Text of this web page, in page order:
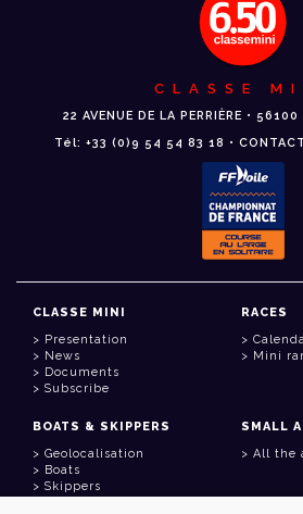
CLASSE
22 AVENUE DE LA PERRIÈRE •
Tél: +33 (0)9 54 54 83 18 •
CLASSE MINI
Presentation
News
Documents
Subscribe
RACES
Mini
BOATS & SKIPPERS
Geolocalisation
Boats
Skippers
SMALL
All the